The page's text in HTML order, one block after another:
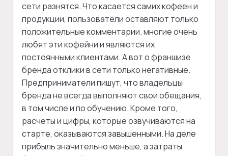
сети разнятся. Что касается самих кофеен и
продукции, пользователи оставляют только
положительные комментарии. многие очень
любят эти кофейни и являются их
постоянными клиентами. А вот о франшизе
бренда отклики в сети только негативные.
Предприниматели пишут, что владельцы
бренда не всегда выполняют свои обещания,
в том числе и по обучению. Кроме того,
расчеты и цифры, которые озвучиваются на
старте, оказываются завышенными. На деле
прибыль значительно меньше, а затраты